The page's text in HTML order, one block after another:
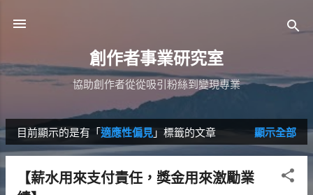
創作者事業研究室
協助創作者從從吸引粉絲到變現專業
發
文
目前顯示的是有「 適應性偏見 」標籤的文章 顯示全部
【薪水用來支付責任，獎金用來激勵業